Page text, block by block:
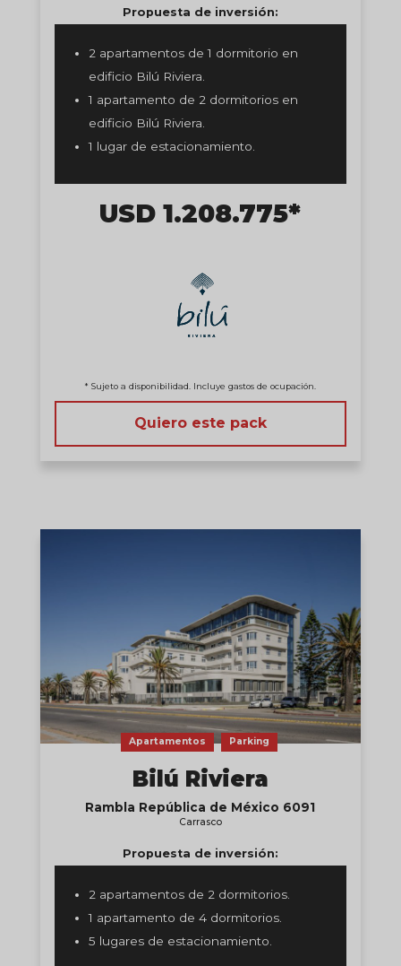
Propuesta de inversión:
2 apartamentos de 1 dormitorio en
edificio Bilú Riviera.
1 apartamento de 2 dormitorios en
edificio Bilú Riviera.
1 lugar de estacionamiento.
USD 1.208.775*
* Sujeto a disponibilidad. Incluye gastos de ocupación.
Quiero este pack
Apartamentos Parking
Bilú Riviera
Rambla República de México 6091
Carrasco
Propuesta de inversión:
2 apartamentos de 2 dormitorios.
1 apartamento de 4 dormitorios.
5 lugares de estacionamiento.